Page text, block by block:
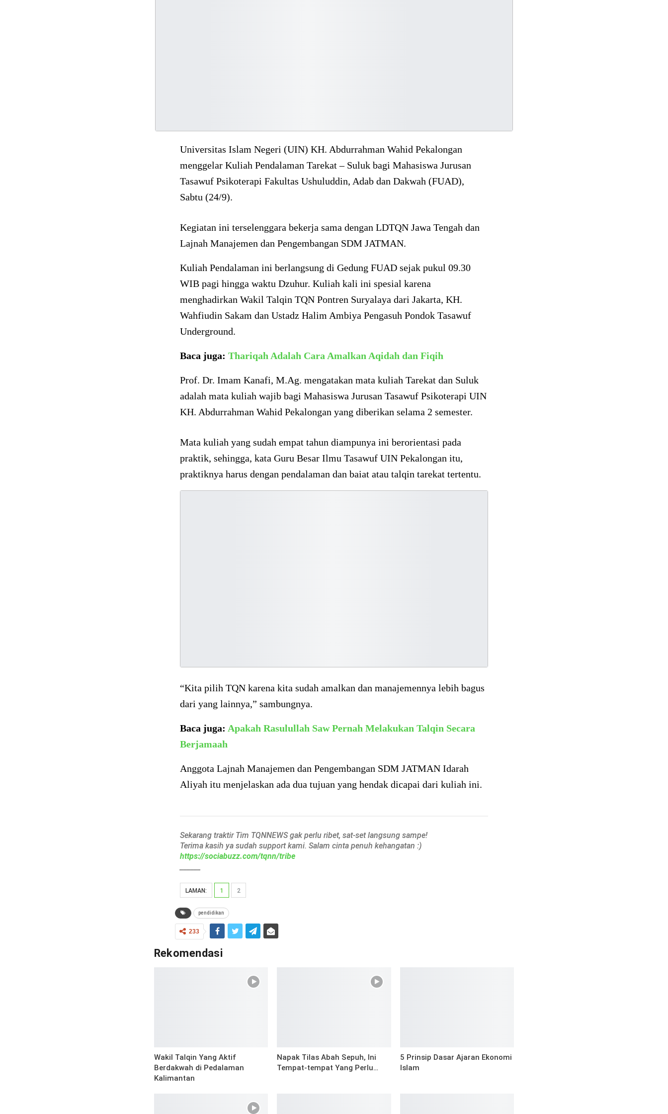
Universitas Islam Negeri (UIN) KH. Abdurrahman Wahid Pekalongan
menggelar Kuliah Pendalaman Tarekat – Suluk bagi Mahasiswa Jurusan
Tasawuf Psikoterapi Fakultas Ushuluddin, Adab dan Dakwah (FUAD),
Sabtu (24/9).
Kegiatan ini terselenggara bekerja sama dengan LDTQN Jawa Tengah dan
Lajnah Manajemen dan Pengembangan SDM JATMAN.
Kuliah Pendalaman ini berlangsung di Gedung FUAD sejak pukul 09.30
WIB pagi hingga waktu Dzuhur. Kuliah kali ini spesial karena
menghadirkan Wakil Talqin TQN Pontren Suryalaya dari Jakarta, KH.
Wahfiudin Sakam dan Ustadz Halim Ambiya Pengasuh Pondok Tasawuf
Underground.
Baca juga: Thariqah Adalah Cara Amalkan Aqidah dan Fiqih
Prof. Dr. Imam Kanafi, M.Ag. mengatakan mata kuliah Tarekat dan Suluk
adalah mata kuliah wajib bagi Mahasiswa Jurusan Tasawuf Psikoterapi UIN
KH. Abdurrahman Wahid Pekalongan yang diberikan selama 2 semester.
Mata kuliah yang sudah empat tahun diampunya ini berorientasi pada
praktik, sehingga, kata Guru Besar Ilmu Tasawuf UIN Pekalongan itu,
praktiknya harus dengan pendalaman dan baiat atau talqin tarekat tertentu.
“Kita pilih TQN karena kita sudah amalkan dan manajemennya lebih bagus
dari yang lainnya,” sambungnya.
Baca juga: Apakah Rasulullah Saw Pernah Melakukan Talqin Secara
Berjamaah
Anggota Lajnah Manajemen dan Pengembangan SDM JATMAN Idarah
Aliyah itu menjelaskan ada dua tujuan yang hendak dicapai dari kuliah ini.
Sekarang traktir Tim TQNNEWS gak perlu ribet, sat-set langsung sampe!
Terima kasih ya sudah support kami. Salam cinta penuh kehangatan :)
https://sociabuzz.com/tqnn/tribe
LAMAN: 1 2
pendidikan
233
Rekomendasi
Wakil Talqin Yang Aktif
Berdakwah di Pedalaman
Kalimantan
Napak Tilas Abah Sepuh, Ini
Tempat-tempat Yang Perlu…
5 Prinsip Dasar Ajaran Ekonomi
Islam